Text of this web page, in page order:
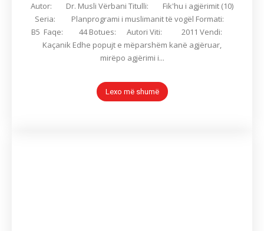
Autor: Dr. Musli Vërbani Titulli: Fik'hu i agjërimit (10)
Seria: Planprogrami i muslimanit të vogël Formati:
B5 Faqe: 44 Botues: Autori Viti: 2011 Vendi:
Kaçanik Edhe popujt e mëparshëm kanë agjëruar,
mirëpo agjërimi i...
Lexo më shumë